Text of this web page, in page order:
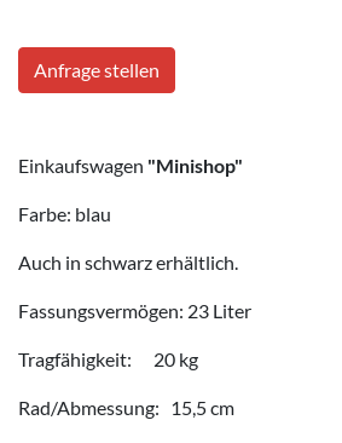
Anfrage stellen
Einkaufswagen "Minishop"
Farbe: blau
Auch in schwarz erhältlich.
Fassungsvermögen: 23 Liter
Tragfähigkeit: 20 kg
Rad/Abmessung: 15,5 cm